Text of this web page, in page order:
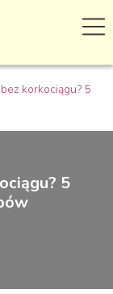
korkociągu? 5
5